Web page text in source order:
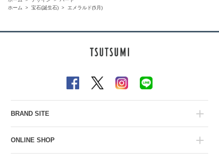
ホーム
宝石(誕生石) エメラルド(5月)
BRAND SITE
ONLINE SHOP